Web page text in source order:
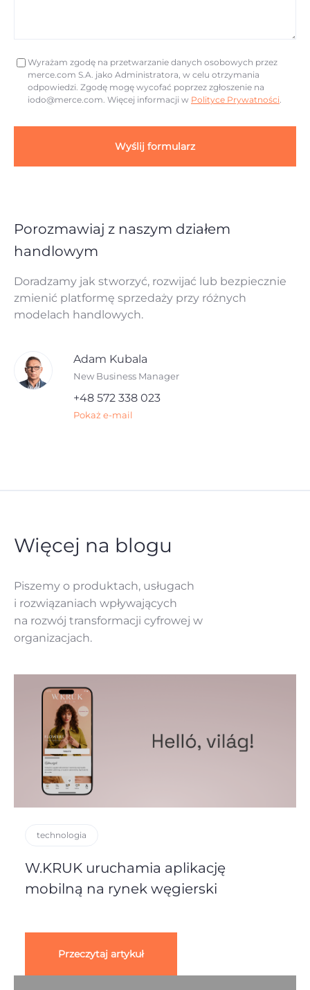
Wyrażam zgodę na przetwarzanie danych osobowych przez
merce.com S.A. jako Administratora, w celu otrzymania
odpowiedzi. Zgodę mogę wycofać poprzez zgłoszenie na
iodo@merce.com . Więcej informacji w Polityce Prywatności
Wyślij formularz
Porozmawiaj z naszym działem
handlowym
Doradzamy jak stworzyć, rozwijać lub bezpiecznie
zmienić platformę sprzedaży przy różnych
modelach handlowych.
Adam Kubala
New Business Manager
+48 572 338 023
Pokaż e-mail
Więcej na blogu
Piszemy o produktach, usługach
i rozwiązaniach wpływających
na rozwój transformacji cyfrowej w
organizacjach.
technologia
W.KRUK uruchamia aplikację
mobilną na rynek węgierski
Przeczytaj artykuł